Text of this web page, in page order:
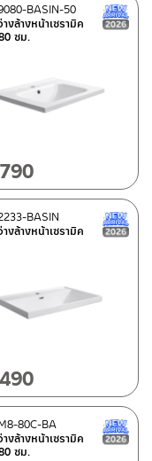
(18)
สินค้าใหม่ ปี 2026
างล้างหน้าเซรามิค
ซม.
BASIN-50
สินค้าใหม่ ปี 2026
างล้างหน้าเซรามิค
BASIN
สินค้าใหม่ ปี 2026
างล้างหน้าเซรามิค
ซม.
80C-BA